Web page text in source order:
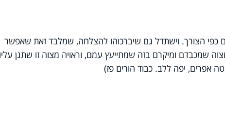
כפי הצורך. וישתדל גם שיברכוהו להצלחה, שמלבד זאת שאפשר
שמכבדם ומיקרם בזה שמתייעץ עמם, וראויה מצוה זו שתגן עליו
אפרים, יפה ללב. כבוד הורים פז)